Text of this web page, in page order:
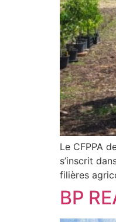
Le CFPPA
s’inscrit
filières
BP